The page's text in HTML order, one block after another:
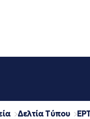
Δελτία Τύπου